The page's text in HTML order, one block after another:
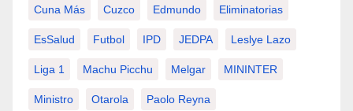
Cuna Más Cuzco Edmundo Eliminatorias
EsSalud Futbol IPD JEDPA Leslye Lazo
Liga 1 Machu Picchu Melgar MININTER
Ministro Otarola Paolo Reyna